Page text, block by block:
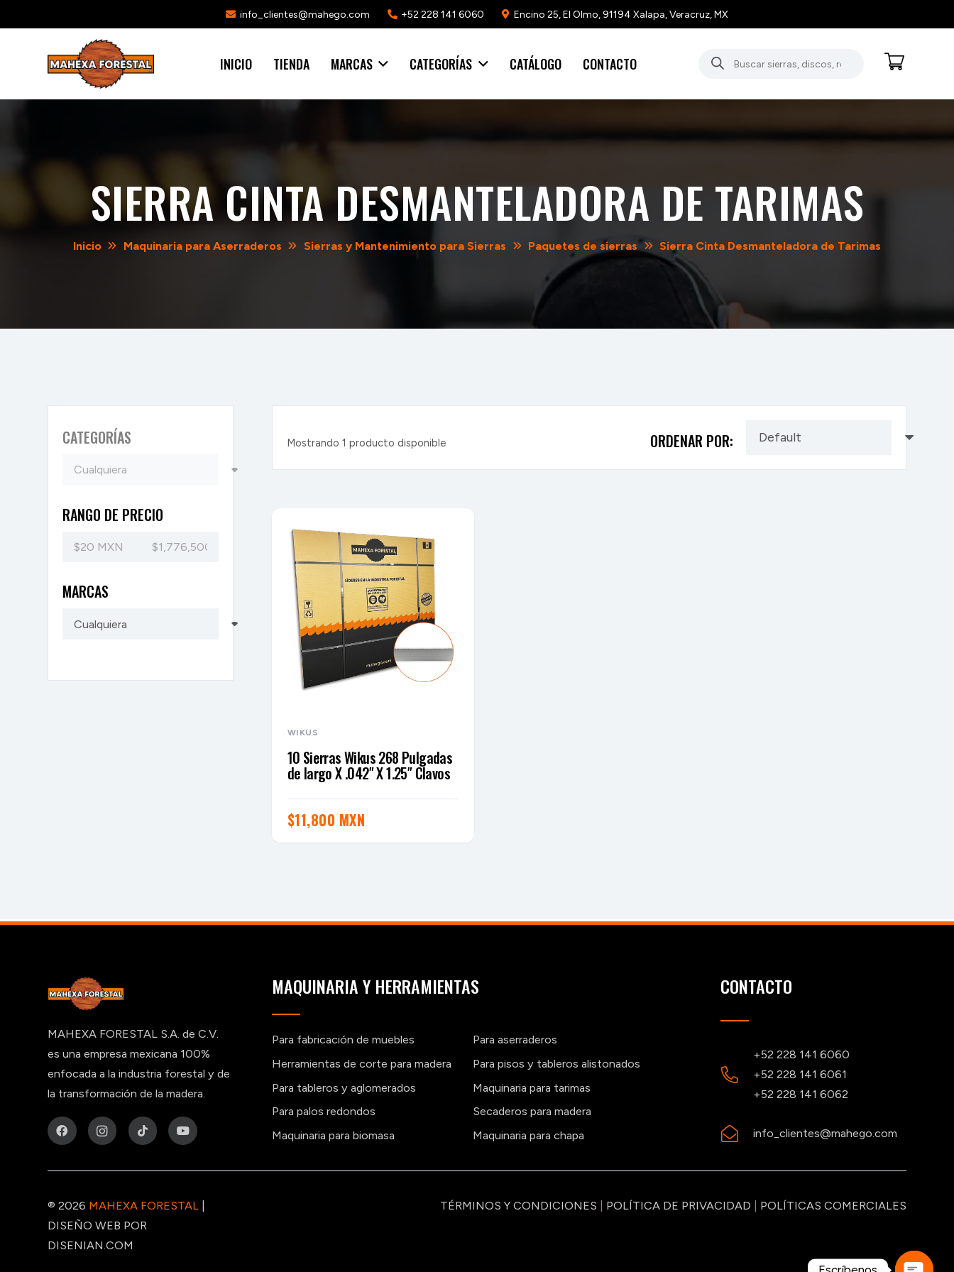
info_clientes@mahego.com +52 228 141 6060 Encino 25, El Olmo, 91194 Xalapa, Veracruz, MX
INICIO TIENDA MARCAS CATEGORÍAS CATÁLOGO CONTACTO
Búsqueda
de
SIERRA CINTA DESMANTELADORA DE TARIMAS
Inicio Maquinaria para Aserraderos Sierras y Mantenimiento para Sierras Paquetes de sierras Sierra Cinta Desmanteladora de Tarimas
CATEGORÍAS
RANGO DE PRECIO
MARCAS
Mostrando 1 producto disponible ORDENAR POR:
WIKUS
10 Sierras Wikus 268 Pulgadas
de largo X .042″ X 1.25″ Clavos
$11,800 MXN
MAHEXA FORESTAL S.A. de C.V.
es una empresa mexicana 100%
enfocada a la industria forestal y de
la transformación de la madera.
MAQUINARIA Y HERRAMIENTAS
Para fabricación de muebles
Para aserraderos
Herramientas de corte para madera
Para pisos y tableros alistonados
Para tableros y aglomerados
Maquinaria para tarimas
Para palos redondos
Secaderos para madera
Maquinaria para biomasa
Maquinaria para chapa
CONTACTO
+52 228 141 6060
+52 228 141 6061
+52 228 141 6062
info_clientes@mahego.com
® 2026 MAHEXA FORESTAL
DISEÑO WEB POR
DISENIAN.COM
TÉRMINOS Y CONDICIONES POLÍTICA DE PRIVACIDAD POLÍTICAS COMERCIALES